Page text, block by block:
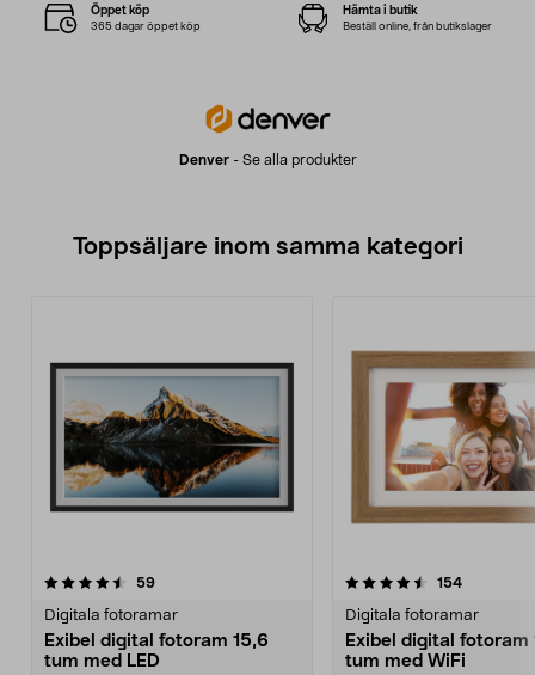
Denver- Se alla produkter
Öppet köp
365 dagar öppet köp
Hämta i butik
Beställ online, från butikslager
Toppsäljare inom samma kategori
59recensioner
Digitala fotoramar
Exibel digital fotoram 15,6
tum med LED
4.5 av 5 stjärnor 154
Digitala fotoramar
Exibel digital fotoram
tum med WiFi
4.5 av 5 stjärnor